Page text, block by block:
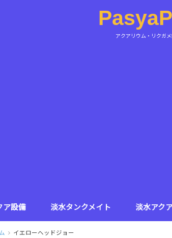
アクアリウム・リクガ
ア設備 淡水タンクメイト 淡水アク
イエローヘッドジョー